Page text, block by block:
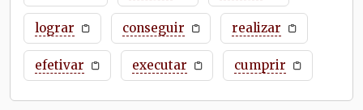
lograr conseguir realizar
efetivar executar cumprir